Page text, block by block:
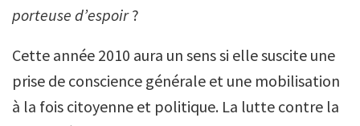
porteuse d’espoir?
Cette année 2010 aura un sens si elle suscite une
prise de conscience générale et une mobilisation
à la fois citoyenne et politique. La lutte contre la